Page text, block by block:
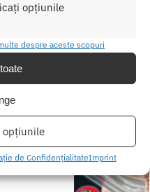
opțiunile
despre aceste scopuri
opțiunile
de ConfidențialitateImprint